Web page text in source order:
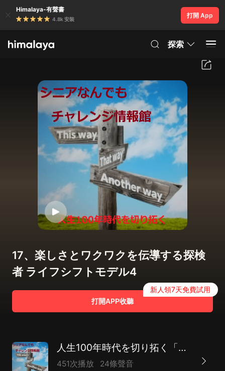
Himalaya-有聲書
4.8k 安裝
打開 App
探索
17、楽しさとワクワクを伝導する探検
者 ライフシフトモデル4
打開APP收聽
新人領7天免費試用
人生100年時代を切り拓く「シニアなんでもチャレンジ情報館」
451次播放 24條聲音